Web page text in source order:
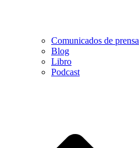
Comunicados de prensa
Blog
Libro
Podcast